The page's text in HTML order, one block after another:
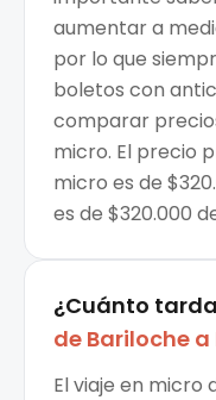
aumentar a
por lo que
boletos con
comparar
micro. El precio
micro es de
es de $320.000
¿Cuánto
de Bariloche a
El viaje en micro